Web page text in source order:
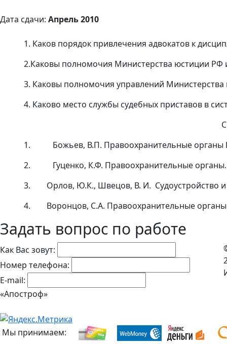
Дата сдачи: Апрель 2010
1. Каков порядок привлечения адвокатов к
2.Каковы полномочия Министерства юстиции РФ
3. Каковы полномочия управлений
4. Каково место службы судебных приставов в
1.
Божьев, В.П. Правоохранительные органы
2.
Гуценко, К.Ф. Правоохранительные
3.
Орлов, Ю.К., Швецов, В. И. Судоустройство
4.
Воронцов, С.А. Правоохранительные
Задать вопрос по работе
Как Вас зовут:
Номер телефона:
E-mail:
«Апостроф»
Мы принимаем: